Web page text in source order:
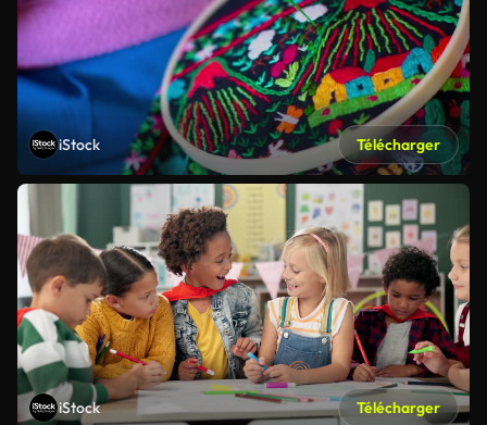
iStock Télécharger
iStock Télécharger